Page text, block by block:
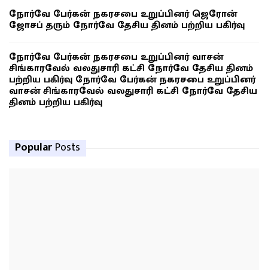
நோர்வே பேர்கன் நகரசபை உறுப்பினர் ஜெரோன்
ஜோசப் தரும் நோர்வே தேசிய தினம் பற்றிய பகிர்வு
நோர்வே பேர்கன் நகரசபை உறுப்பினர் வாசன்
சிங்காரவேல் வலதுசாரி கட்சி நோர்வே தேசிய தினம்
பற்றிய பகிர்வு நோர்வே பேர்கன் நகரசபை உறுப்பினர்
வாசன் சிங்காரவேல் வலதுசாரி கட்சி நோர்வே தேசிய
தினம் பற்றிய பகிர்வு
Popular Posts